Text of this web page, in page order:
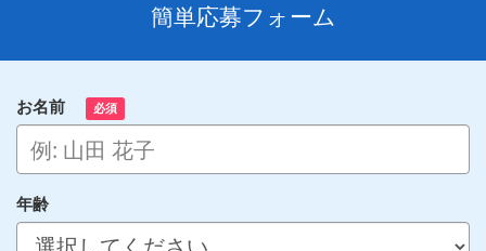
簡単応募フォーム
お名前 必須
年齢